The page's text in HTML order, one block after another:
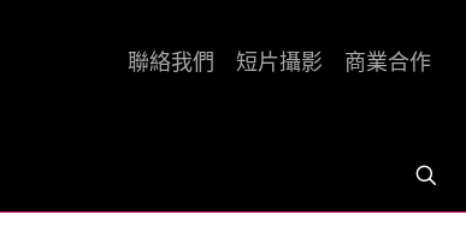
聯絡我們 短片攝影 商業合作